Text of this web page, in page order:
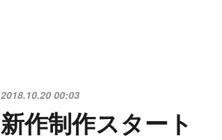
2018.10.20 00:03
新作制作スタート